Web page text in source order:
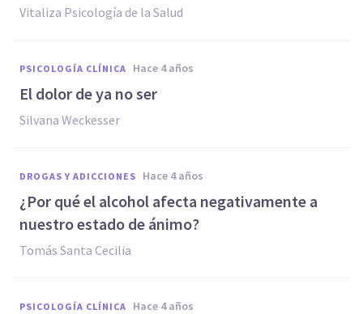
Vitaliza Psicología de la Salud
PSICOLOGÍA CLÍNICA hace 4 años
El dolor de ya no ser
Silvana Weckesser
DROGAS Y ADICCIONES hace 4 años
¿Por qué el alcohol afecta negativamente a
nuestro estado de ánimo?
Tomás Santa Cecilia
PSICOLOGÍA CLÍNICA hace 4 años